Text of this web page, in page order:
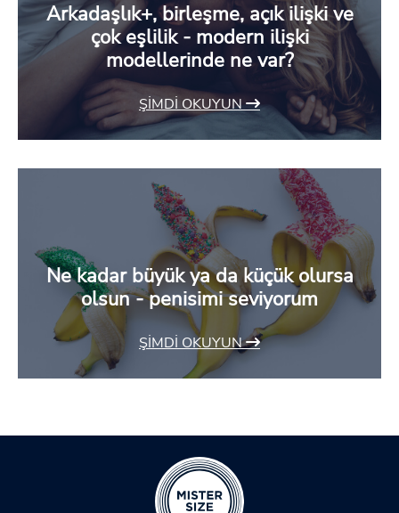
Arkadaşlık+, birleşme, açık ilişki ve
çok eşlilik - modern ilişki
modellerinde ne var?
ŞIMDI OKUYUN
Ne kadar büyük ya da küçük olursa
olsun - penisimi seviyorum
ŞIMDI OKUYUN